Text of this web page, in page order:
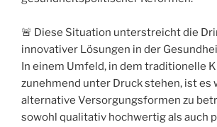
🚨 Diese Situation unterstreicht die
innovativer Lösungen in der
In einem Umfeld, in dem traditionelle
zunehmend unter Druck stehen, ist es
alternative Versorgungsformen zu
sowohl qualitativ hochwertig als auch